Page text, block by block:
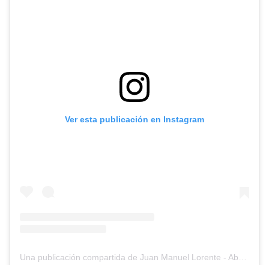
Ver esta publicación en Instagram